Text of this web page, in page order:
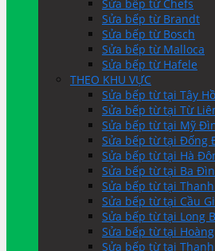
Sửa bếp từ Chefs
Sửa bếp từ Brandt
Sửa bếp từ Bosch
Sửa bếp từ Malloca
Sửa bếp từ Hafele
THEO KHU VỰC
Sửa bếp từ tại Tây Hồ
Sửa bếp từ tại Từ
Sửa bếp từ tại Mỹ
Sửa bếp từ tại Đống
Sửa bếp từ tại Hà
Sửa bếp từ tại Ba
Sửa bếp từ tại
Sửa bếp từ tại Cầu
Sửa bếp từ tại Long
Sửa bếp từ tại
Sửa bếp từ tại